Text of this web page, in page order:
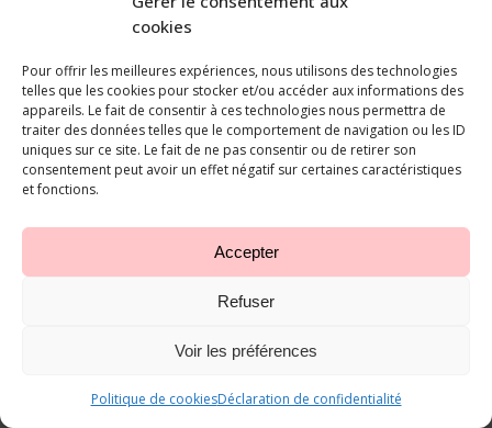
cookies
Pour offrir les meilleures expériences, nous utilisons des technologies
telles que les cookies pour stocker et/ou accéder aux informations des
appareils. Le fait de consentir à ces technologies nous permettra de
traiter des données telles que le comportement de navigation ou les ID
uniques sur ce site. Le fait de ne pas consentir ou de retirer son
consentement peut avoir un effet négatif sur certaines caractéristiques
et fonctions.
Accepter
Refuser
Voir les préférences
Politique de cookiesDéclaration de confidentialité
- Dernière mise à jour le 07.08.2026
Appeler E-mail Plan d'accès